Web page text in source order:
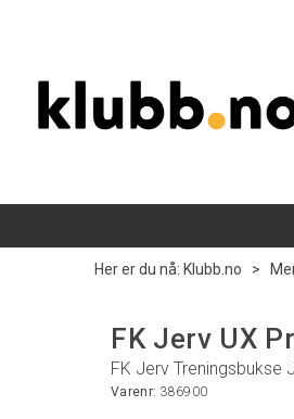
Her er du nå: Klubb.no >
FK Jerv UX
FK Jerv Treningsbukse
Varenr: 386900